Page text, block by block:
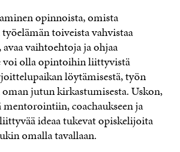
opinnoista, omista
toiveista vahvistaa
vaihtoehtoja ja ohjaa
voi olla opintoihin liittyvistä
löytämisestä, työn
oman jutun kirkastumisesta. Uskon,
coachaukseen ja
ideaa tukevat opiskelijoita
omalla tavallaan.